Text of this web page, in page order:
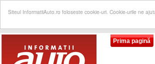
Siteul InformatiiAuto.ro foloseste cookie-uri. Cookie-urile ne
Prima pagină